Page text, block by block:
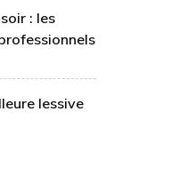
: les
lessive